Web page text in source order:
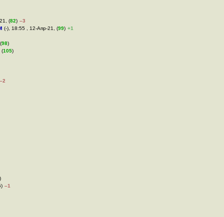
(82) –3
(-), 18:55 , 12-Апр-21, (99) +1
98)
(105)
–2
–1